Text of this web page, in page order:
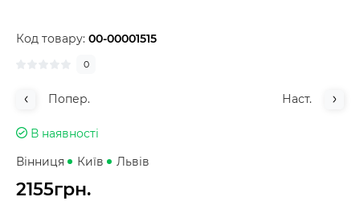
Код товару: 00-00001515
0
Попер. Наст.
В наявності
Вінниця
Київ Львів
2155грн.